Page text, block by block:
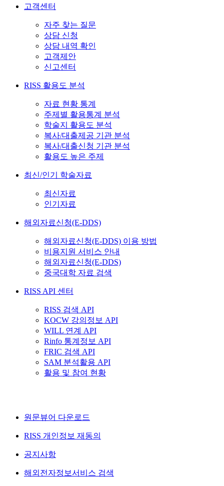
고객센터
자주 찾는 질문
상담 신청
상담 내역 확인
고객제안
신고센터
RISS 활용도 분석
자료 현황 통계
주제별 활용통계 분석
학술지 활용도 분석
복사/대출제공 기관 분석
복사/대출신청 기관 분석
활용도 높은 주제
최신/인기 학술자료
최신자료
인기자료
해외자료신청(E-DDS)
해외자료신청(E-DDS) 이용 방법
비용지원 서비스 안내
해외자료신청(E-DDS)
중국대학 자료 검색
RISS API 센터
RISS 검색 API
KOCW 강의정보 API
WILL 연계 API
Rinfo 통계정보 API
FRIC 검색 API
SAM 분석활용 API
활용 및 참여 현황
원문뷰어 다운로드
RISS 개인정보 재동의
공지사항
해외전자정보서비스 검색